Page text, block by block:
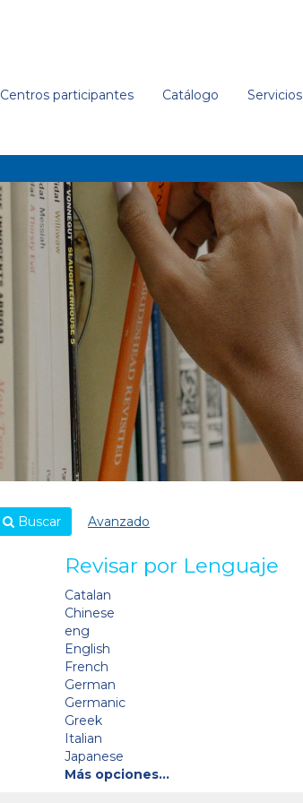
Centros participantes Catálogo Servicios
Buscar Avanzado
Revisar por Lenguaje
Catalan
Chinese
eng
English
French
German
Germanic
Greek
Italian
Japanese
Más opciones…